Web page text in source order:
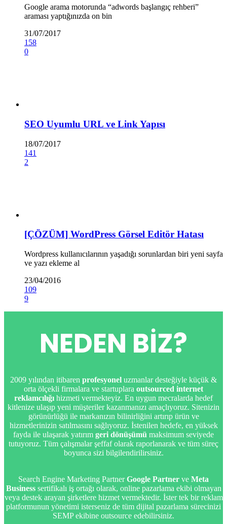
Google arama motorunda “adwords başlangıç rehberi”
araması yaptığınızda on bin
31/07/2017
158
0
SEO Uyumlu URL ve Link Yapısı
18/07/2017
141
2
[ÇÖZÜM] WordPress Görsel Editör Hatası
Wordpress kullanıcılarının yaşadığı sorunlardan biri yeni sayfa
ve yazı ekleme al
23/04/2016
109
9
NEDEN BIZ?
2009 yılından itibaren profesyonel uzmanlar desteğiyle küçük &
orta ölçekli firmalara ve startuplara outsourced internet
reklamcılığı hizmeti vermekteyiz. En uygun mecralarda hedef
kitlenize ulaşıp yeni müşteriler kazanmanızı amaçlıyoruz. Sitenizin
görünürlüğü ile markanızın bilinirliğini artırıp ürün ve
hizmetlerinizin satılmasını sağlıyoruz. İstenilen hedefe, en yüksek
fayda ile ulaşarak yatırım geri dönüşümü maksimum seviyede
tutuyoruz. Tüm çalışmalar şeffaf olarak raporlanarak ve tüm süreç
boyunca sizi bilgilendirilirsiniz.
Search Engine Marketing PartnerGoogle Partner ve Meta
Businesssertifikalı iş ortağı olarak, online pazarlama ekibi olmayan
veya destek arayan şirketlere hizmet vermektedir. İster tek bir reklam
platformunun yönetimi isterseniz de tüm dijital pazarlama sürecinizi
SEMP ekibine outsource edebilirsiniz.